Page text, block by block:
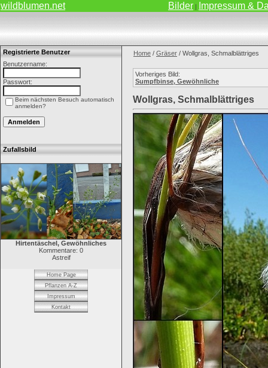
wildblumen.net Bilder | Impressum &
Registrierte Benutzer
Benutzername:
Passwort:
Beim nächsten Besuch automatisch
anmelden?
Zufallsbild
Hirtentäschel, Gewöhnliches
Kommentare: 0
Astreif
Home Page
Pflanzen A-Z
Impressum
Kontakt
Home / Gräser / Wollgras, Schmalblättriges
Vorheriges Bild:
Sumpfbinse, Gewöhnliche
Wollgras, Schmalblättriges